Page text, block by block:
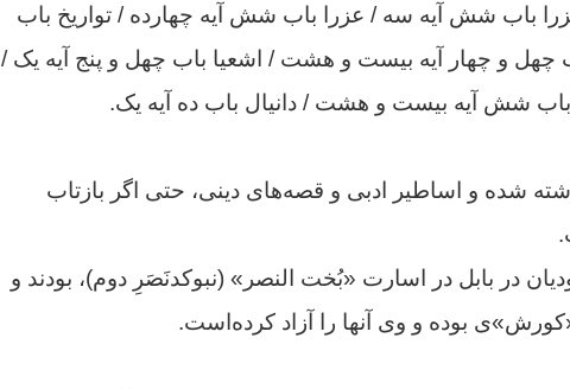
عزرا باب شش آیه سه / عزرا باب شش آیه چهارده / تواریخ باب
و چهار آیه بیست و هشت / اشعیا باب چهل و پنج آیه یک /
باب شش آیه بیست و هشت / دانیال باب ده آیه یک.
شده‌ و اساطير ادبی و قصه‌های دينی، حتی اگر بازتاب
در بابل در اسارت «بُخت النصر» (نبوکدنَصَرِ دوم)، بودند و
بوده و وی آنها را آزاد کرده‌است.